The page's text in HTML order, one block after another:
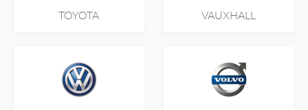
TOYOTA VAUXHALL